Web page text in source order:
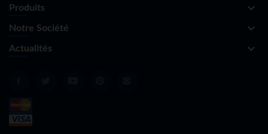
Produits keyboard_arrow_down
Notre Société keyboard_arrow_down
Actualités keyboard_arrow_down